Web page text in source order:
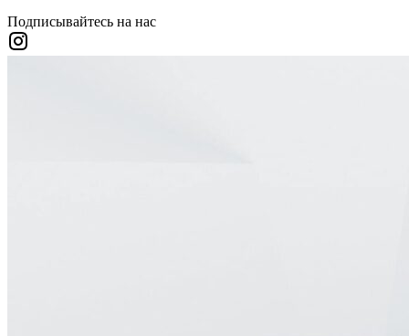
Подписывайтесь на нас